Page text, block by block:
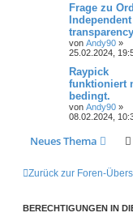
Frage zu
Independent
transparency
von Andy90 »
25.02.2024,
Raypick
funktioniert
bedingt.
von Andy90 »
08.02.2024,
Neues Thema
Zurück zur Foren-
BERECHTIGUNGEN IN